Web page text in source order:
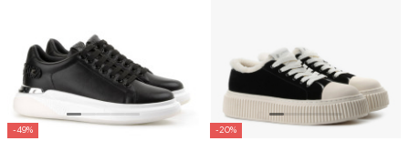
-49% -20%